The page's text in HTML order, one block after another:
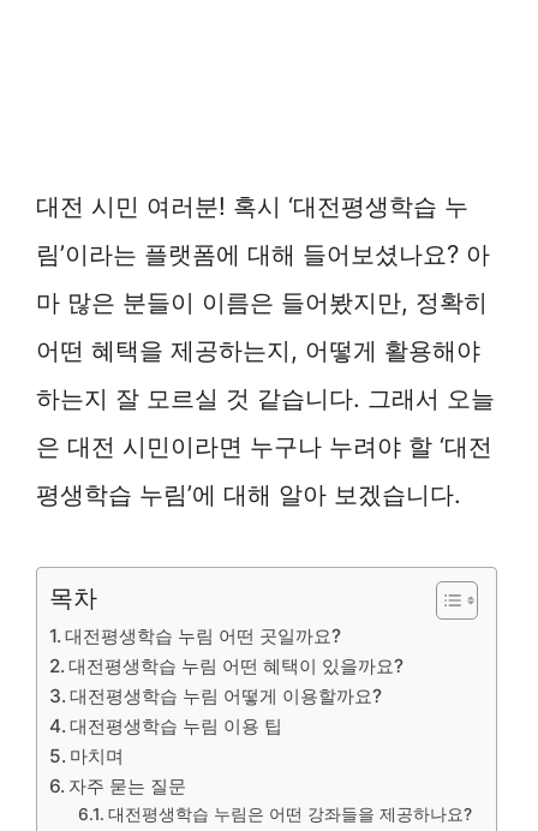
대전 시민 여러분! 혹시 ‘대전평생학습 누
림’이라는 플랫폼에 대해 들어보셨나요? 아
마 많은 분들이 이름은 들어봤지만, 정확히
어떤 혜택을 제공하는지, 어떻게 활용해야
하는지 잘 모르실 것 같습니다. 그래서 오늘
은 대전 시민이라면 누구나 누려야 할 ‘대전
평생학습 누림’에 대해 알아 보겠습니다.
목차
대전평생학습 누림 어떤 곳일까요?
대전평생학습 누림 어떤 혜택이 있을까요?
대전평생학습 누림 어떻게 이용할까요?
대전평생학습 누림 이용 팁
마치며
자주 묻는 질문
대전평생학습 누림은 어떤 강좌들을 제공하나요?